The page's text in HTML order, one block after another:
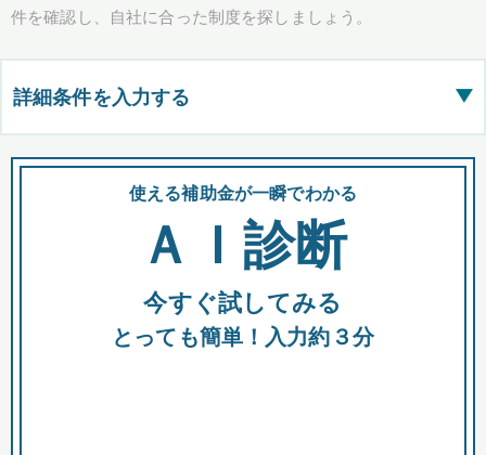
件を確認し、自社に合った制度を探しましょう。
詳細条件を入力する ▶
都道府県
全国の検索結果を含めて表示
助成金 融資 出資
使える補助金が一瞬でわかる
ＡＩ診断
今すぐ試してみる
とっても簡単！入力約３分